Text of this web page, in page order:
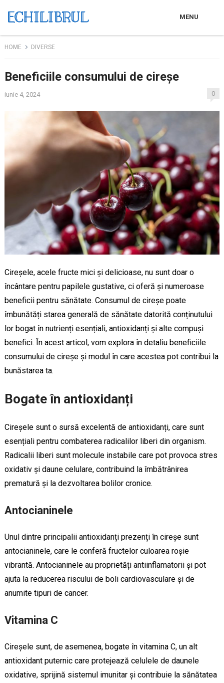
MENU
HOME DIVERSE
Beneficiile consumului de cireșe
iunie 4, 2024 0
Cireșele, acele fructe mici și delicioase, nu sunt doar o
încântare pentru papilele gustative, ci oferă și numeroase
beneficii pentru sănătate. Consumul de cireșe poate
îmbunătăți starea generală de sănătate datorită conținutului
lor bogat în nutrienți esențiali, antioxidanți și alte compuși
benefici. În acest articol, vom explora în detaliu beneficiile
consumului de cireșe și modul în care acestea pot contribui la
bunăstarea ta.
Bogate în antioxidanți
Cireșele sunt o sursă excelentă de antioxidanți, care sunt
esențiali pentru combaterea radicalilor liberi din organism.
Radicalii liberi sunt molecule instabile care pot provoca stres
oxidativ și daune celulare, contribuind la îmbătrânirea
prematură și la dezvoltarea bolilor cronice.
Antocianinele
Unul dintre principalii antioxidanți prezenți în cireșe sunt
antocianinele, care le conferă fructelor culoarea roșie
vibrantă. Antocianinele au proprietăți antiinflamatorii și pot
ajuta la reducerea riscului de boli cardiovasculare și de
anumite tipuri de cancer.
Vitamina C
Cireșele sunt, de asemenea, bogate în vitamina C, un alt
antioxidant puternic care protejează celulele de daunele
oxidative, sprijină sistemul imunitar și contribuie la sănătatea